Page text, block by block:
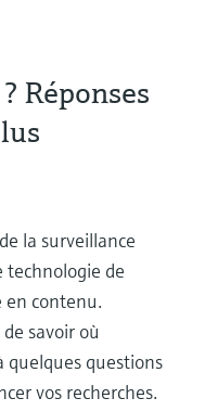
Réponses
la surveillance
technologie de
en contenu.
savoir où
quelques questions
vos recherches.